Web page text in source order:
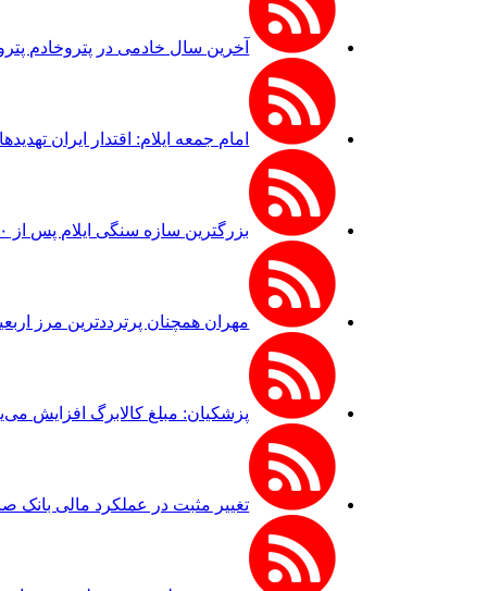
آخرین سال خادمی در پتروخادم
امام جمعه ایلام: اقتدار ایران
بزرگترین سازه سنگی ایلام پس از ۲۰ سال انتظار در هلیلان افتتاح می‌شود
مهران همچنان پرترددترین مرز
پزشکیان: مبلغ کالابرگ افزایش
تغییر مثبت در عملکرد مالی بانک صادرات